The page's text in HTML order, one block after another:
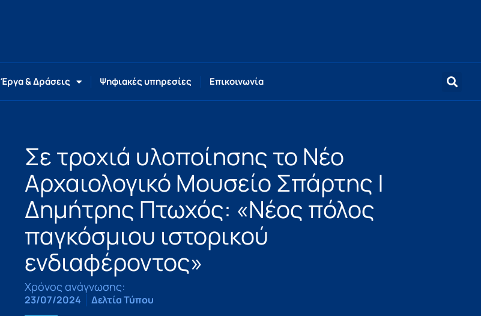
Έργα & Δράσεις Ψηφιακές υπηρεσίες Επικοινωνία
Σε τροχιά υλοποίησης το Νέο
Αρχαιολογικό Μουσείο Σπάρτης |
Δημήτρης Πτωχός: «Νέος πόλος
παγκόσμιου ιστορικού
ενδιαφέροντος»
Χρόνος ανάγνωσης:
23/07/2024 Δελτία Τύπου